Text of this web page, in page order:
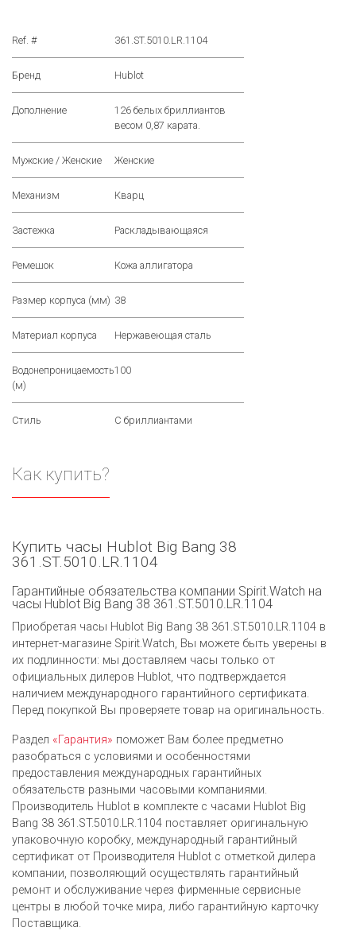
Ref. # 361.ST.5010.LR.1104
Бренд Hublot
Дополнение
126 белых бриллиантов
весом 0,87 карата.
Мужские / Женские Женские
Механизм Кварц
Застежка Раскладывающаяся
Ремешок Кожа аллигатора
Размер корпуса (мм) 38
Материал корпуса Нержавеющая сталь
Водонепроницаемость
(м)
100
Стиль С бриллиантами
Как купить?
Купить часы Hublot Big Bang 38
361.ST.5010.LR.1104
Гарантийные обязательства компании Spirit.Watch на
часы Hublot Big Bang 38 361.ST.5010.LR.1104
Приобретая часы Hublot Big Bang 38 361.ST.5010.LR.1104 в
интернет-магазине Spirit.Watch, Вы можете быть уверены в
их подлинности: мы доставляем часы только от
официальных дилеров Hublot, что подтверждается
наличием международного гарантийного сертификата.
Перед покупкой Вы проверяете товар на оригинальность.
Раздел «Гарантия» поможет Вам более предметно
разобраться с условиями и особенностями
предоставления международных гарантийных
обязательств разными часовыми компаниями.
Производитель Hublot в комплекте с часами Hublot Big
Bang 38 361.ST.5010.LR.1104 поставляет оригинальную
упаковочную коробку, международный гарантийный
сертификат от Производителя Hublot c отметкой дилера
компании, позволяющий осуществлять гарантийный
ремонт и обслуживание через фирменные сервисные
центры в любой точке мира, либо гарантийную карточку
Поставщика.